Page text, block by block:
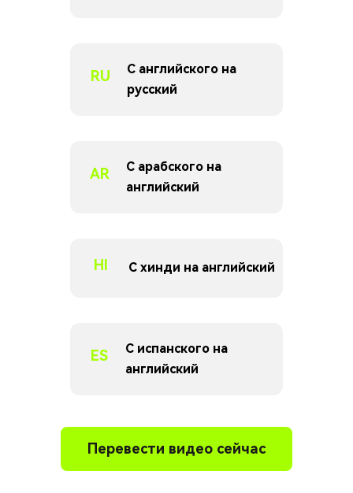
RU
С английского на
русский
AR
С арабского на
английский
HI С хинди на английский
ES
С испанского на
английский
Перевести видео сейчас